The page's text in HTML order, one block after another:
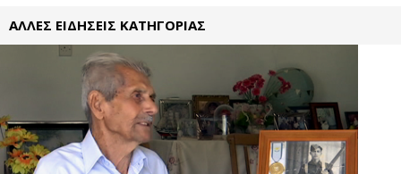
ΑΛΛΕΣ ΕΙΔΗΣΕΙΣ ΚΑΤΗΓΟΡΙΑΣ